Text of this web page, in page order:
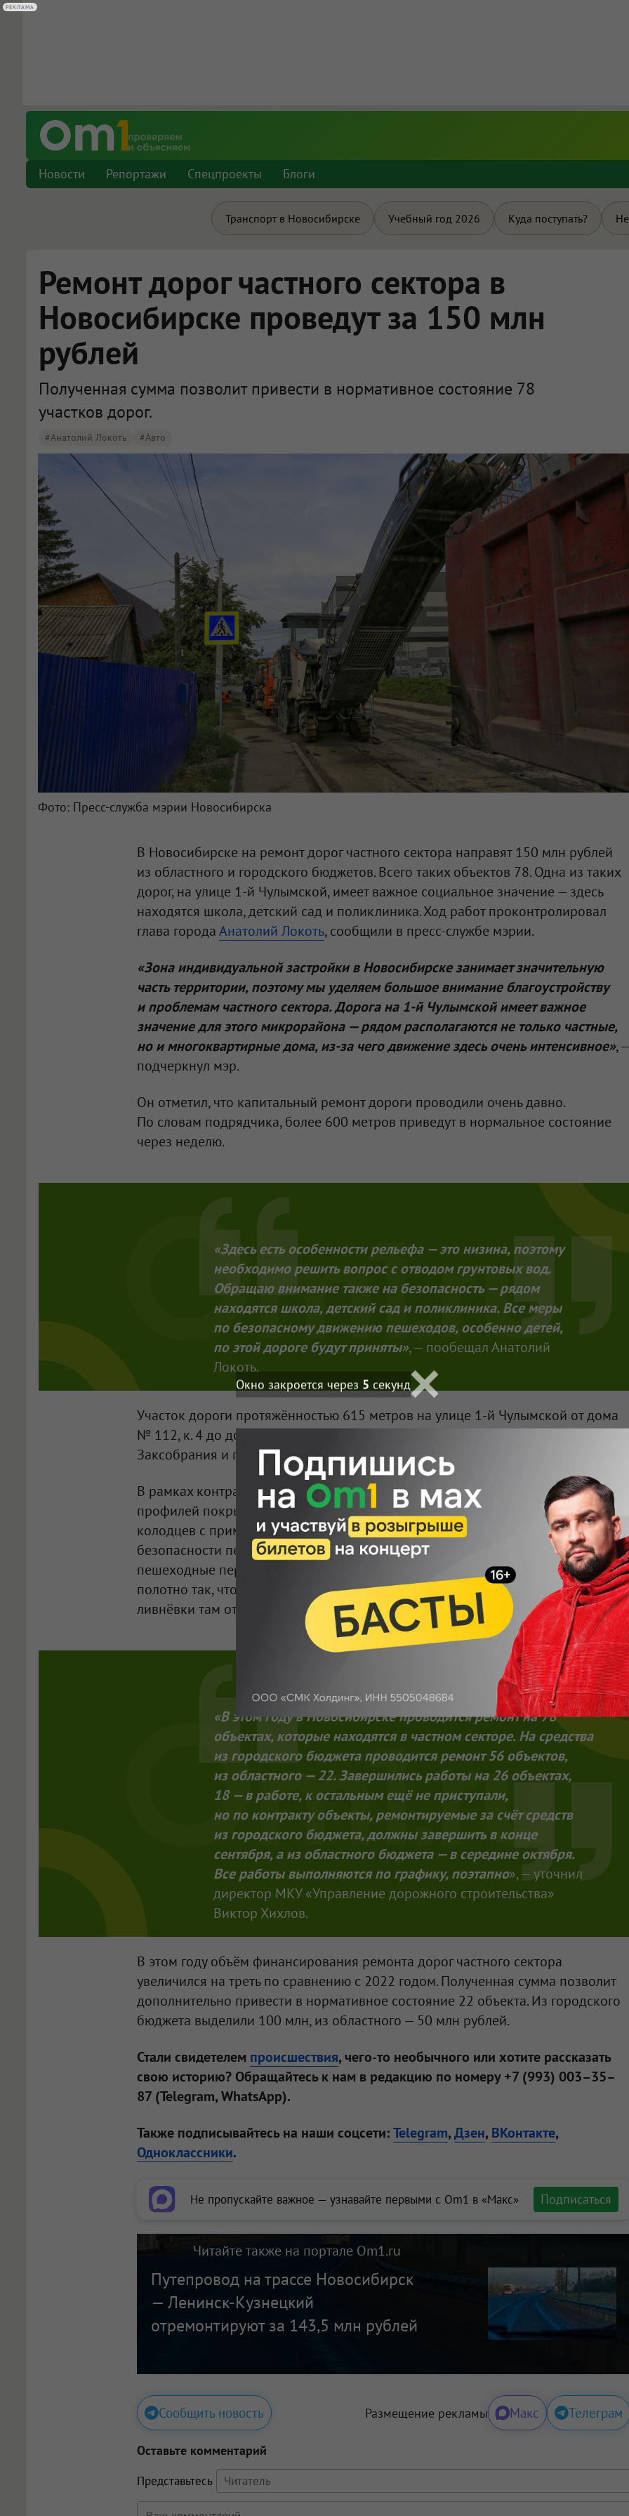
РЕКЛАМА
Новости Репортажи Спецпроекты Блоги
Транспорт в Новосибирске Учебный год 2026 Куда поступать?
Ремонт дорог частного сектора в
Новосибирске проведут за 150 млн
рублей
Полученная сумма позволит привести в нормативное состояние 78
участков дорог.
#Анатолий Локоть #Авто
Фото: Пресс-служба мэрии Новосибирска
В Новосибирске на ремонт дорог частного сектора направят 150 млн рублей
из областного и городского бюджетов. Всего таких объектов 78. Одна из таких
дорог, на улице 1-й Чулымской, имеет важное социальное значение — здесь
находятся школа, детский сад и поликлиника. Ход работ проконтролировал
глава городаАнатолий Локоть, сообщили в пресс-службе мэрии.
«Зона индивидуальной застройки в Новосибирске занимает значительную
часть территории, поэтому мы уделяем большое внимание благоустройству
и проблемам частного сектора. Дорога на 1-й Чулымской имеет важное
значение для этого микрорайона — рядом располагаются не только частные,
но и многоквартирные дома, из-за чего движение здесь очень интенсивное», —
подчеркнул мэр.
Он отметил, что капитальный ремонт дороги проводили очень давно.
По словам подрядчика, более 600 метров приведут в нормальное состояние
через неделю.
«Здесь есть особенности рельефа — это низина, поэтому
необходимо решить вопрос с отводом грунтовых вод.
Обращаю внимание также на безопасность — рядом
находятся школа, детский сад и поликлиника. Все меры
по безопасному движению пешеходов, особенно детей,
по этой дороге будут приняты», — пообещал Анатолий
Локоть.
Участок дороги протяжённостью 615 метров на улице 1-й Чулымской от дома
№ 112, к. 4 до дома № 81А ремонтируют по наказам избирателей депутатам
Заксобрания и горсовета депутатов. Стоимость работ — 7,55 млн рублей.
В рамках контракта предусмотрены исправление продольного и поперечного
профилей покрытия, укрепление обочин, подъём существующих смотровых
колодцев с применением литого асфальтобетона. Для обеспечения
безопасности пешеходов восстановят искусственные неровности, обозначат
пешеходные переходы. Также строителям необходимо исправить дорожное
полотно так, чтобы обеспечить отвод воды с дороги. На данный момент
ливнёвки там отсутствуют.
«В этом году в Новосибирске проводится ремонт на 78
объектах, которые находятся в частном секторе. На средства
из городского бюджета проводится ремонт 56 объектов,
из областного — 22. Завершились работы на 26 объектах,
18 — в работе, к остальным ещё не приступали,
но по контракту объекты, ремонтируемые за счёт средств
из городского бюджета, должны завершить в конце
сентября, а из областного бюджета — в середине октября.
Все работы выполняются по графику, поэтапно», — уточнил
директор МКУ «Управление дорожного строительства»
Виктор Хихлов.
В этом году объём финансирования ремонта дорог частного сектора
увеличился на треть по сравнению с 2022 годом. Полученная сумма позволит
дополнительно привести в нормативное состояние 22 объекта. Из городского
бюджета выделили 100 млн, из областного — 50 млн рублей.
Стали свидетелем происшествия, чего-то необычного или хотите рассказать
свою историю? Обращайтесь к нам в редакцию по номеру +7 (993) 003–35–
87 (Telegram, WhatsApp).
Также подписывайтесь на наши соцсети:Telegram,Дзен, ВКонтакте,
Одноклассники.
Не пропускайте важное — узнавайте первыми с Om1 в «Макс» Подписаться
Читайте также на портале Om1.ru
Путепровод на трассе Новосибирск
— Ленинск-Кузнецкий
отремонтируют за 143,5 млн рублей
Сообщить новость Размещение рекламы Макс Телеграм
Оставьте комментарий
Представьтесь
Окно закроется через 4 секунд
РЕКЛАМА